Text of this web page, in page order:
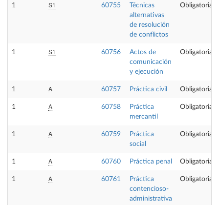
1 S1 60755
Técnicas
alternativas
de resolución
de conflictos
Obligatoria
1 S1 60756
Actos de
comunicación
y ejecución
Obligatoria
1 A 60757 Práctica civil Obligatoria
1 A 60758
Práctica
mercantil
Obligatoria
1 A 60759
Práctica
social
Obligatoria
1 A 60760 Práctica penal Obligatoria
1 A 60761
Práctica
contencioso-
administrativa
Obligatoria